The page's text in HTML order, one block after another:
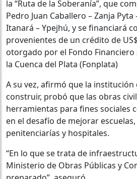
la “Ruta de la Soberanía”, que
Pedro Juan Caballero – Zanja Pyta
Itanará – Ypejhú, y se financiará
provenientes de un crédito de
otorgado por el Fondo
la Cuenca del Plata (Fonplata)
A su vez, afirmó que la institución
construir, probó que las obras
herramientas para fines sociales
en el desafío de mejorar
penitenciarías y hospitales.
“En lo que se trata de
Ministerio de Obras Públicas y